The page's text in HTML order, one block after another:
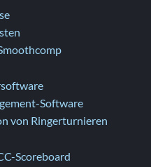
Software
von Ringerturnieren
Scoreboard